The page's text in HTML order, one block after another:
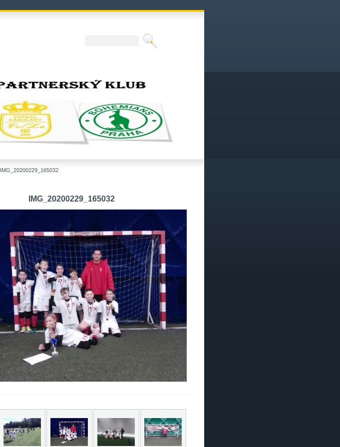
IMG_20200229_165032
IMG_20200229_165032